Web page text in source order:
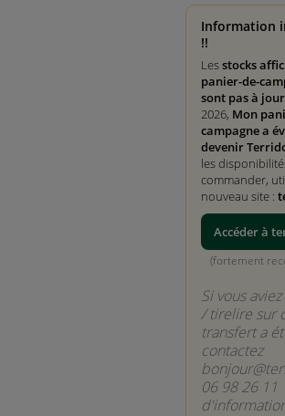
Information
!!
Lesstocks
panier-de-
sont pas à jour
2026, Mon
campagne a
devenir
les
commander,
nouveau site :
Accéder à
(fortement
Si vous
/ tirelire sur
transfert a
contactez
06 98 26 11